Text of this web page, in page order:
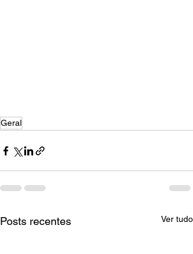
Geral
Posts recentes Ver tudo